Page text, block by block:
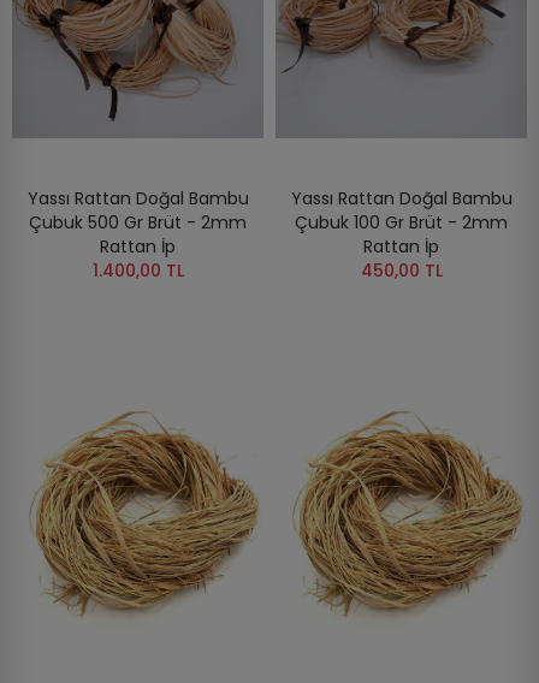
Yassı Rattan Doğal Bambu
Çubuk 500 Gr Brüt - 2mm
Rattan İp
1.400,00 TL
Yassı Rattan Doğal Bambu
Çubuk 100 Gr Brüt - 2mm
Rattan İp
450,00 TL